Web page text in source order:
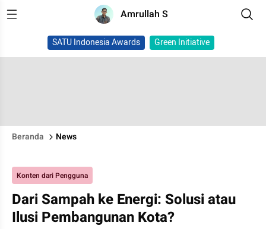
Amrullah S
SATU Indonesia Awards Green Initiative
Beranda News
Konten dari Pengguna
Dari Sampah ke Energi: Solusi atau
Ilusi Pembangunan Kota?